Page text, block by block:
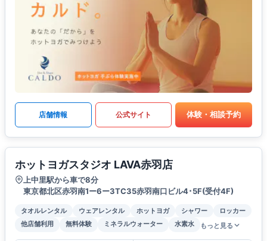
店舗情報 公式サイト 体験・相談予約
ホットヨガスタジオ LAVA赤羽店
上中里駅から車で8分
東京都北区赤羽南1ー6ー3TC35赤羽南口ビル4･5F(受付4F)
タオルレンタル ウェアレンタル ホットヨガ シャワー
ロッカー
他店舗利用
無料体験 ミネラルウォーター 水素水 もっと見る